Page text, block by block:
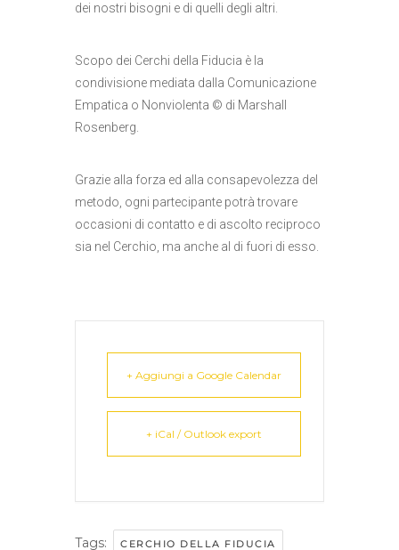
dei nostri bisogni e di quelli degli altri.
Scopo dei Cerchi della Fiducia è la
condivisione mediata dalla Comunicazione
Empatica o Nonviolenta © di Marshall
Rosenberg.
Grazie alla forza ed alla consapevolezza del
metodo, ogni partecipante potrà trovare
occasioni di contatto e di ascolto reciproco
sia nel Cerchio, ma anche al di fuori di esso.
+ Aggiungi a Google Calendar
+ iCal / Outlook export
Tags: CERCHIO DELLA FIDUCIA